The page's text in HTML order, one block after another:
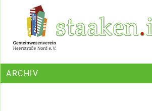
Ein Projekt des Gemeinwesenvereins Heerstraße
ARCHIV